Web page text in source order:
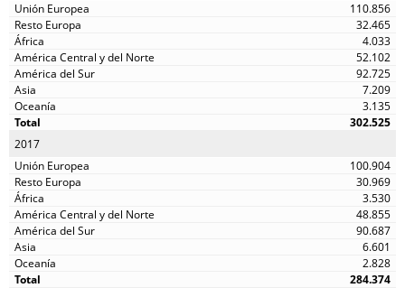
110.856
32.465
4.033
52.102
92.725
7.209
3.135
302.525
2017
100.904
30.969
3.530
48.855
90.687
6.601
2.828
284.374